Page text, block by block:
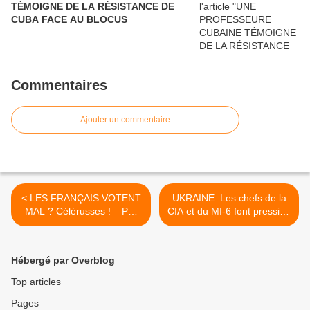
TÉMOIGNE DE LA RÉSISTANCE DE
CUBA FACE AU BLOCUS
Commentaires
Ajouter un commentaire
< LES FRANÇAIS VOTENT
MAL ? Célérusses ! – Par
Régis de Castelnau
UKRAINE. Les chefs de la
CIA et du MI-6 font pression
pour que soient organisés
Hébergé par Overblog
Top articles
Pages